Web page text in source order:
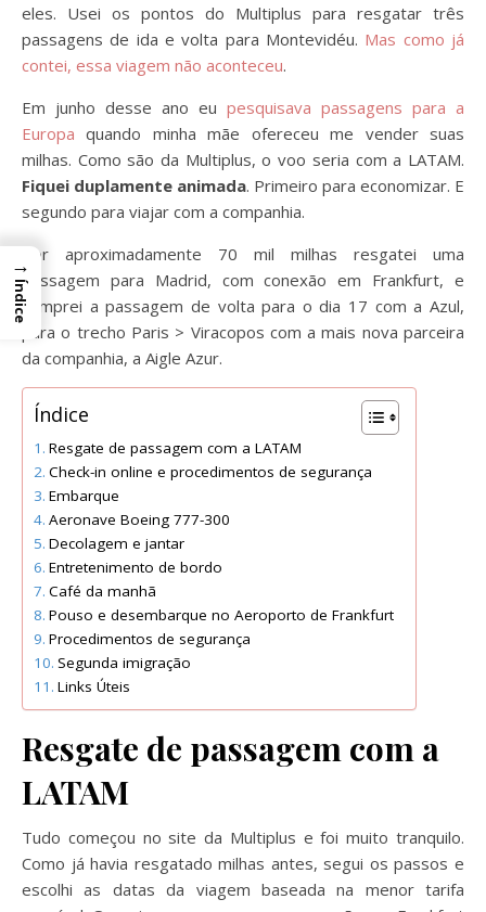
eles. Usei os pontos do Multiplus para resgatar três
passagens de ida e volta para Montevidéu. Mas como já
contei, essa viagem não aconteceu.
Em junho desse ano eu pesquisava passagens para a
Europa quando minha mãe ofereceu me vender suas
milhas. Como são da Multiplus, o voo seria com a LATAM.
Fiquei duplamente animada. Primeiro para economizar. E
segundo para viajar com a companhia.
Por aproximadamente 70 mil milhas resgatei uma
passagem para Madrid, com conexão em Frankfurt, e
comprei a passagem de volta para o dia 17 com a Azul,
para o trecho Paris > Viracopos com a mais nova parceira
da companhia, a Aigle Azur.
Índice
Resgate de passagem com a LATAM
Check-in online e procedimentos de segurança
Embarque
Aeronave Boeing 777-300
Decolagem e jantar
Entretenimento de bordo
Café da manhã
Pouso e desembarque no Aeroporto de Frankfurt
Procedimentos de segurança
Segunda imigração
Links Úteis
Resgate de passagem com a
LATAM
Tudo começou no site da Multiplus e foi muito tranquilo.
Como já havia resgatado milhas antes, segui os passos e
escolhi as datas da viagem baseada na menor tarifa
→
Índice